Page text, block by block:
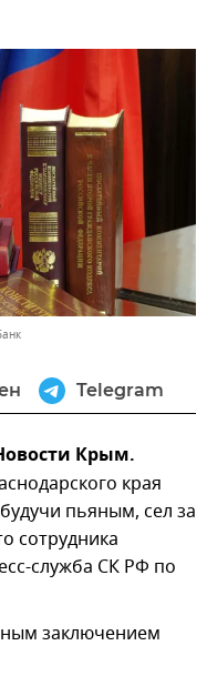
Telegram
Крым.
края
пьяным, сел за
сотрудника
служба СК РФ по
заключением